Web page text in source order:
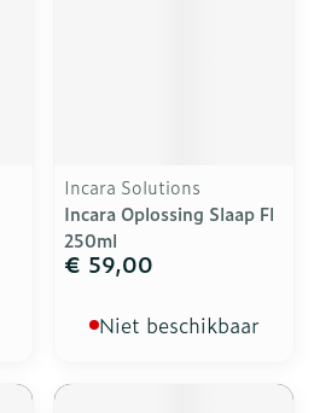
Incara Solutions
Incara Oplossing Slaap Fl
250ml
€ 59,00
Niet beschikbaar